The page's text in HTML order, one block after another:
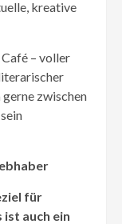
kreative
– voller
gerne zwischen
für
auch ein